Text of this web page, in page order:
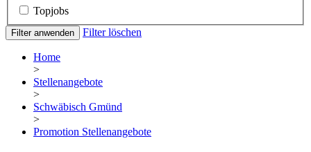
Topjobs
Filter anwenden Filter löschen
Home
>
Stellenangebote
>
Schwäbisch Gmünd
>
Promotion Stellenangebote